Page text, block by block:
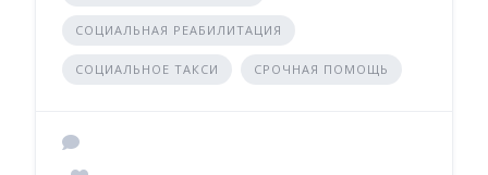
СОЦИАЛЬНАЯ РЕАБИЛИТАЦИЯ
СОЦИАЛЬНОЕ ТАКСИ СРОЧНАЯ ПОМОЩЬ